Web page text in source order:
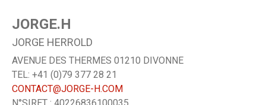
JORGE.H
JORGE HERROLD
AVENUE DES THERMES 01210 DIVONNE
TEL: +41 (0)79 377 28 21
CONTACT@JORGE-H.COM
N°SIRET : 40226836100035